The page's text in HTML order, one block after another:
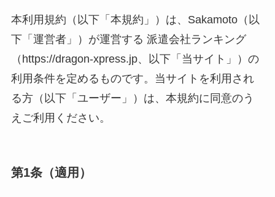
本利用規約（以下「本規約」）は、Sakamoto（以
下「運営者」）が運営する 派遣会社ランキング
（https://dragon-xpress.jp、以下「当サイト」）の
利用条件を定めるものです。当サイトを利用され
る方（以下「ユーザー」）は、本規約に同意のう
えご利用ください。
第1条（適用）